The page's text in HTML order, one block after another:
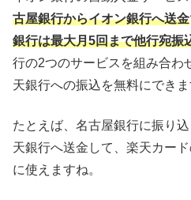
古屋銀行からイオン銀行へ送金
銀行は最大月5回まで他行宛振
行の2つのサービスを組み合わ
天銀行への振込を無料にできま
たとえば、名古屋銀行に振り
天銀行へ送金して、楽天カー
に使えますね。